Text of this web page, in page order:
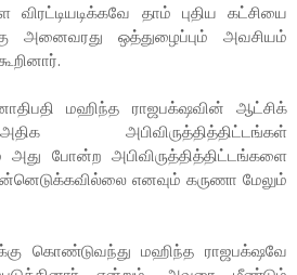
தாம் புதிய கட்சியை
அனைவரது ஒத்துழைப்பும் அவசியம்
மஹிந்த ராஜபக்‌ஷவின் ஆட்சிக்
அபிவிருத்தித்திட்டங்கள்
அது போன்ற அபிவிருத்தித்திட்டங்களை
எனவும் கருணா மேலும்
கொண்டுவந்து மஹிந்த ராஜபக்‌ஷவே